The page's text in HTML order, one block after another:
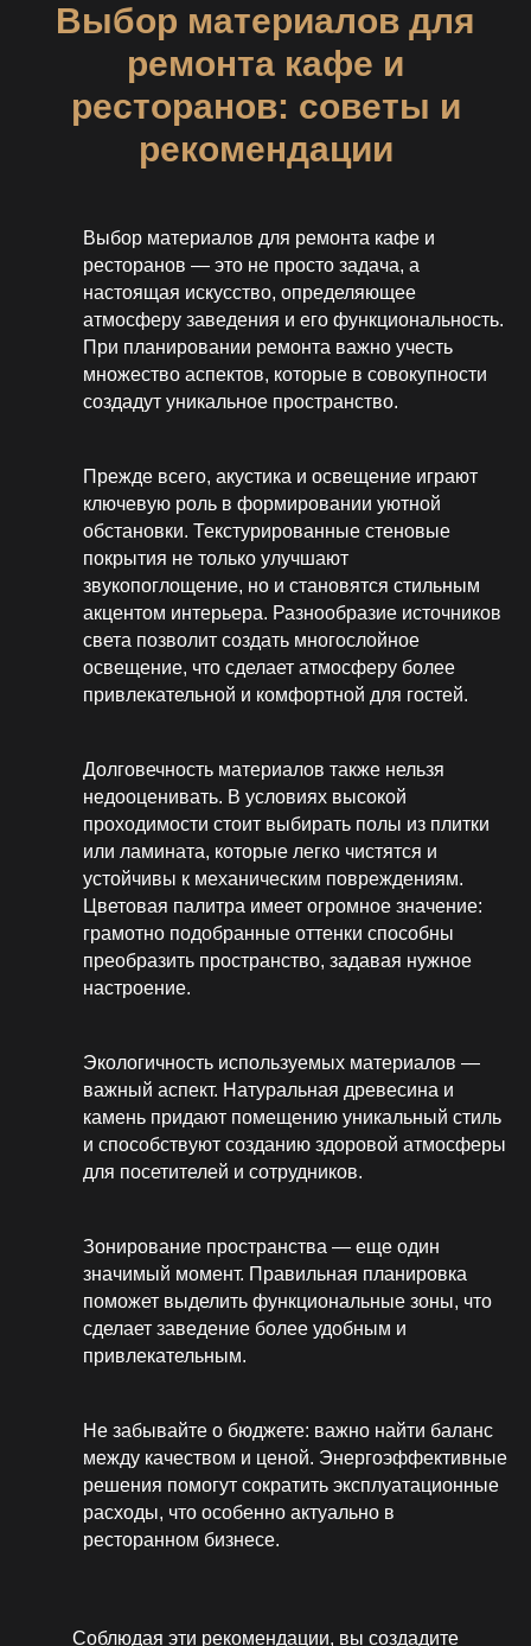
Выбор материалов для
ремонта кафе и
ресторанов: советы и
рекомендации
Выбор материалов для ремонта кафе и
ресторанов — это не просто задача, а
настоящая искусство, определяющее
атмосферу заведения и его функциональность.
При планировании ремонта важно учесть
множество аспектов, которые в совокупности
создадут уникальное пространство.
Прежде всего, акустика и освещение играют
ключевую роль в формировании уютной
обстановки. Текстурированные стеновые
покрытия не только улучшают
звукопоглощение, но и становятся стильным
акцентом интерьера. Разнообразие источников
света позволит создать многослойное
освещение, что сделает атмосферу более
привлекательной и комфортной для гостей.
Долговечность материалов также нельзя
недооценивать. В условиях высокой
проходимости стоит выбирать полы из плитки
или ламината, которые легко чистятся и
устойчивы к механическим повреждениям.
Цветовая палитра имеет огромное значение:
грамотно подобранные оттенки способны
преобразить пространство, задавая нужное
настроение.
Экологичность используемых материалов —
важный аспект. Натуральная древесина и
камень придают помещению уникальный стиль
и способствуют созданию здоровой атмосферы
для посетителей и сотрудников.
Зонирование пространства — еще один
значимый момент. Правильная планировка
поможет выделить функциональные зоны, что
сделает заведение более удобным и
привлекательным.
Не забывайте о бюджете: важно найти баланс
между качеством и ценой. Энергоэффективные
решения помогут сократить эксплуатационные
расходы, что особенно актуально в
ресторанном бизнесе.
Соблюдая эти рекомендации, вы создадите